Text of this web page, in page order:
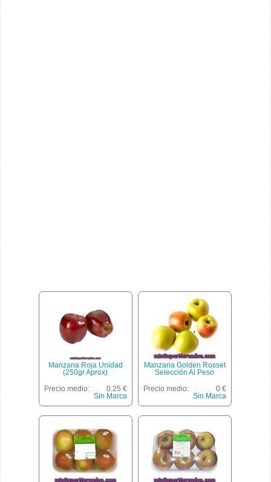
Manzana Roja Unidad
(250gr Aprox)
Precio medio:
0.25 €
Sin Marca
Manzana Golden Rosset
Selección Al Peso
Precio medio:
0 €
Sin Marca